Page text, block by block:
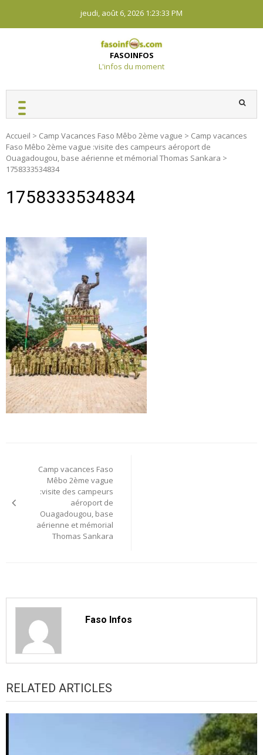
content
jeudi, août 6, 2026 1:23:34 PM
FASOINFOS
L'infos du moment
Accueil > Camp Vacances Faso Mêbo 2ème vague > Camp vacances
Faso Mêbo 2ème vague :visite des campeurs aéroport de
Ouagadougou, base aérienne et mémorial Thomas Sankara >
1758333534834
1758333534834
l’article
Camp vacances Faso
Mêbo 2ème vague
:visite des campeurs
aéroport de
Ouagadougou, base
aérienne et mémorial
Thomas Sankara
Faso Infos
RELATED ARTICLES